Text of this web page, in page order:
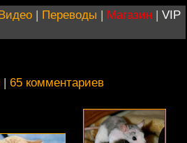
| Переводы | Магазин | VIP
| 65 комментариев